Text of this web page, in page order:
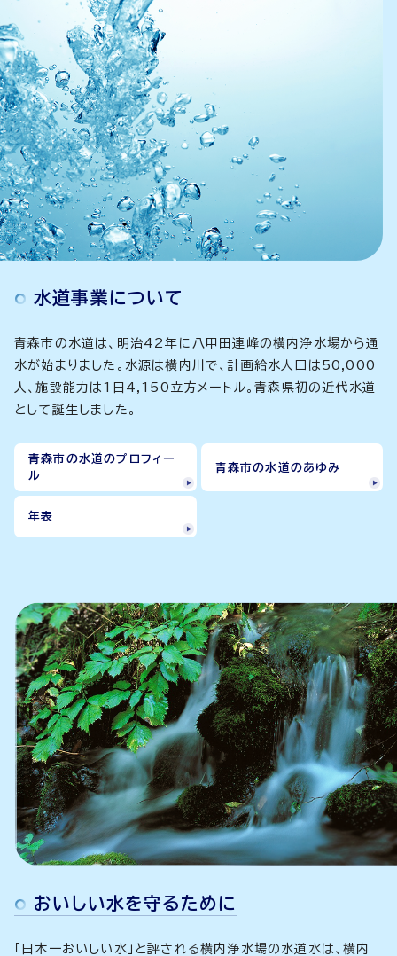
水道事業について
青森市の水道は、明治42年に八甲田連峰の横内浄水場から通
水が始まりました。水源は横内川で、計画給水人口は50,000
人、施設能力は1日4,150立方メートル。青森県初の近代水道
として誕生しました。
青森市の水道のプロフィー
ル
青森市の水道のあゆみ
年表
おいしい水を守るために
「日本一おいしい水」と評される横内浄水場の水道水は、横内